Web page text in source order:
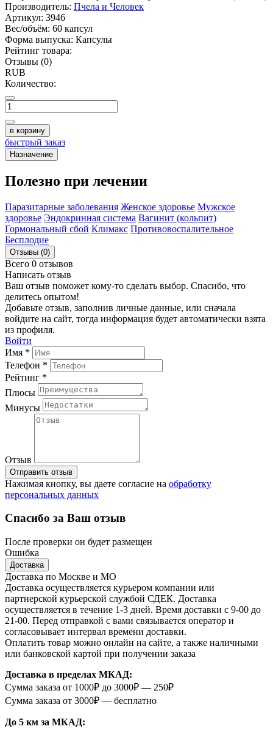
Производитель: Пчела и Человек
Артикул: 3946
Вес/объём: 60 капсул
Форма выпуска: Капсулы
Рейтинг товара:
Отзывы (0)
RUB
Количество:
в корзину
быстрый заказ
Назначение
Полезно при лечении
Паразитарные заболевания Женское здоровье Мужское
здоровье Эндокринная система Вагинит (кольпит)
Гормональный сбой Климакс Противовоспалительное
Бесплодие
Отзывы (0)
Всего 0 отзывов
Написать отзыв
Ваш отзыв поможет кому-то сделать выбор. Спасибо, что
делитесь опытом!
Добавьте отзыв, заполнив личные данные, или сначала
войдите на сайт, тогда информация будет автоматически взята
из профиля.
Войти
Имя *
Телефон *
Рейтинг *
Плюсы
Минусы
Отзыв
Отправить отзыв
Нажимая кнопку, вы даете согласие на обработку
персональных данных
Спасибо за Ваш отзыв
После проверки он будет размещен
Ошибка
Доставка
Доставка по Москве и МО
Доставка осуществляется курьером компании или
партнерской курьерской службой СДЕК. Доставка
осуществляется в течение 1-3 дней. Время доставки с 9-00 до
21-00. Перед отправкой с вами связывается оператор и
согласовывает интервал времени доставки.
Оплатить товар можно онлайн на сайте, а также наличными
или банковской картой при получении заказа
Доставка в пределах МКАД:
Сумма заказа от 1000₽ до 3000₽ — 250₽
Сумма заказа от 3000₽ — бесплатно
До 5 км за МКАД: